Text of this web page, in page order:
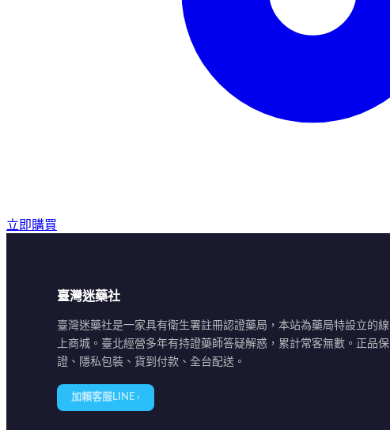
立即購買
臺灣迷藥社
臺灣迷藥社是一家具有衛生署註冊認證藥局，本站為藥局特設立的線
上商城。臺北經營多年有持證藥師答疑解惑，累計常客無數。正品保
證、隱私包裝、貨到付款、全台配送。
加賴客服LINE ›